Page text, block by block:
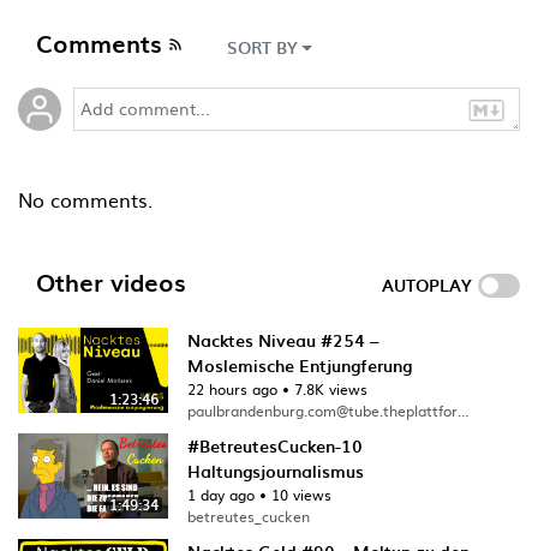
Comments SORT BY
No comments.
Other videos AUTOPLAY
1:23:46
Nacktes Niveau #254 –
Moslemische Entjungferung
22 hours ago • 7.8K views
paulbrandenburg.com@tube.theplattform.net
1:49:34
#BetreutesCucken-10
Haltungsjournalismus
1 day ago • 10 views
betreutes_cucken